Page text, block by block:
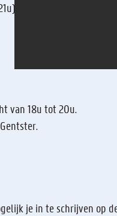
van 18u tot 20u.
je in te schrijven op